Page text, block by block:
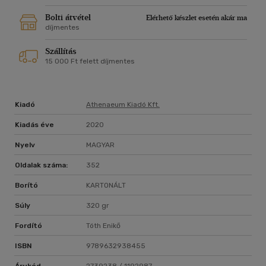
összefüggéseket kutat a világ legkülönfélébb
megnyilvánulásai mögött. Tudományos értekezésekben
embriók kórtanától a tojáshéj mintáján át a pusztító
sáskajárásokig - a matematika szigorú törvényei alapján.
Bolti átvétel
Elérhető készlet esetén akár ma
díjmentes
Szállítás
15 000 Ft felett díjmentes
Kiadó Athenaeum Kiadó Kft.
Kiadás éve 2020
Nyelv MAGYAR
Oldalak száma: 352
Borító KARTONÁLT
Súly 320 gr
Fordító Tóth Enikő
ISBN 9789632938455